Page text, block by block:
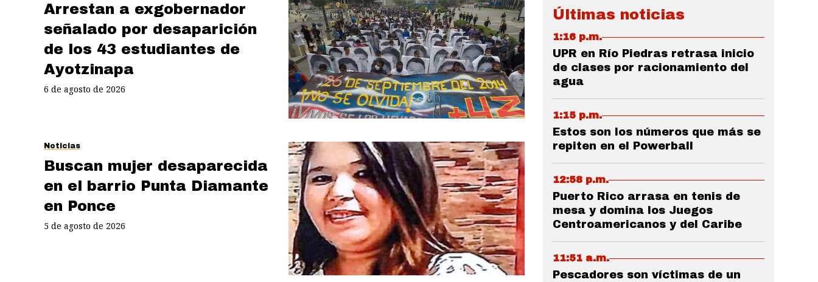
Arrestan a exgobernador
señalado por desaparición
de los 43 estudiantes de
Ayotzinapa
6 de agosto de 2026
Noticias
Buscan mujer desaparecida
en el barrio Punta Diamante
en Ponce
5 de agosto de 2026
Últimas noticias
1:16 p.m.
UPR en Río Piedras retrasa inicio
de clases por racionamiento del
agua
1:15 p.m.
Estos son los números que más se
repiten en el Powerball
12:58 p.m.
Puerto Rico arrasa en tenis de
mesa y domina los Juegos
Centroamericanos y del Caribe
11:51 a.m.
Pescadores son víctimas de un